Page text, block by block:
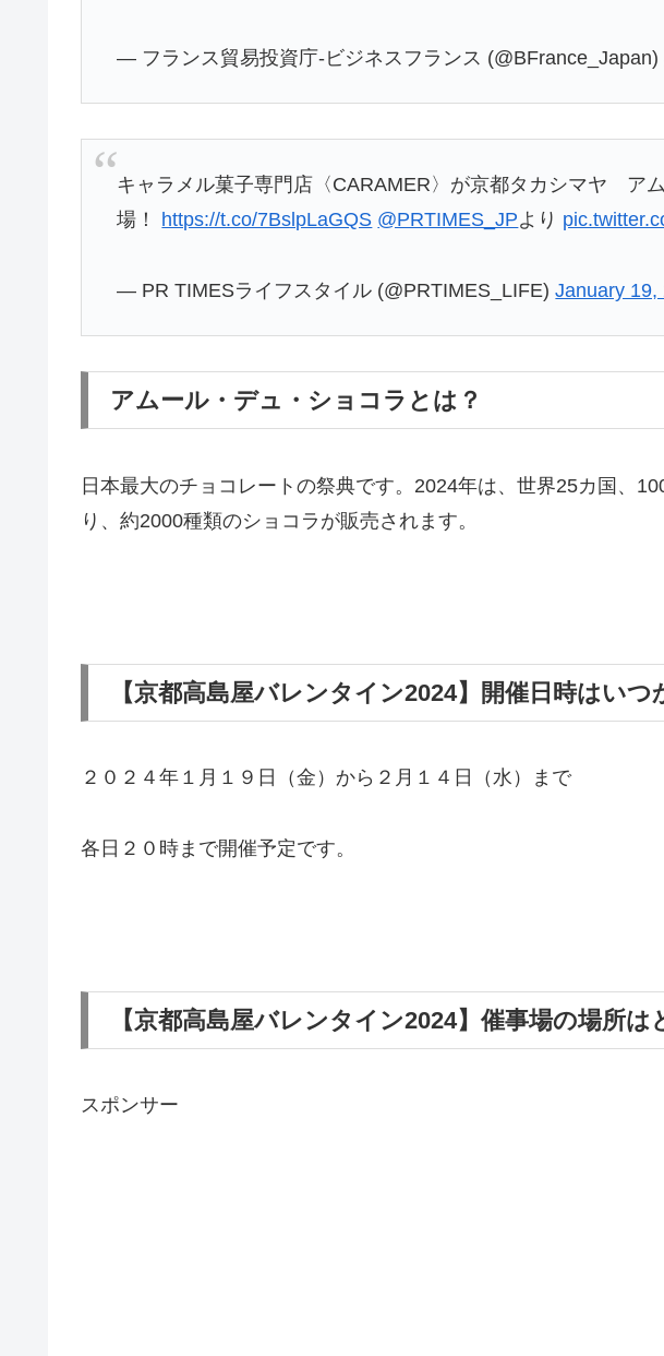
— フランス貿易投資庁-ビジネスフランス (@BFrance_Japan)
キャラメル菓子専門店〈CARAMER〉が京都タカシマヤ ア
場！ https://t.co/7BslpLaGQS @PRTIMES_JPより
— PR TIMESライフスタイル (@PRTIMES_LIFE)January 19,
アムール・デュ・ショコラとは？
日本最大のチョコレートの祭典です。2024年は、世界25カ国、
り、約2000種類のショコラが販売されます。
【京都高島屋バレンタイン2024】開催日時はいつ
２０２４年１月１９日（金）から２月１４日（水）まで
各日２０時まで開催予定です。
【京都高島屋バレンタイン2024】催事場の場所は
スポンサー